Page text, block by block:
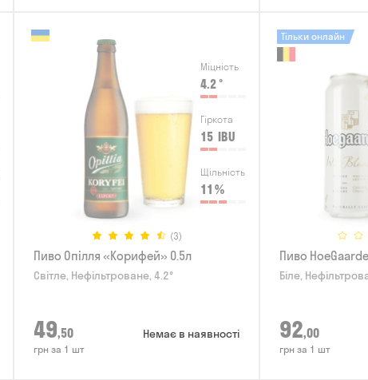
Міцність
4.2 °
Гіркота
15 IBU
Щільність
11 %
(3)
Пиво Опілля «Корифей» 0.5л
Світле, Нефільтроване, 4.2°
49,50
грн за 1 шт
Немає в наявності
Тільки онлайн
Пиво
Біле,
92,00
грн за 1 шт